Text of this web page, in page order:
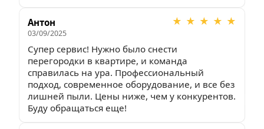
Антон
03/09/2025
★ ★ ★ ★ ★
Супер сервис! Нужно было снести
перегородки в квартире, и команда
справилась на ура. Профессиональный
подход, современное оборудование, и все без
лишней пыли. Цены ниже, чем у конкурентов.
Буду обращаться еще!